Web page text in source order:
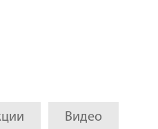
Видео